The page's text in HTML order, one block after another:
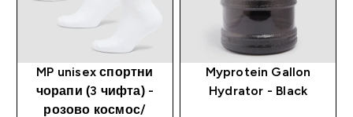
MP unisex спортни
чорапи (3 чифта) -
розово космос/
Myprotein Gallon
Hydrator - Black